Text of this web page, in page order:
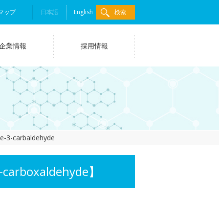
ップ 日本語 English 検索
業情報 採用情報
3-carbaldehyde
】